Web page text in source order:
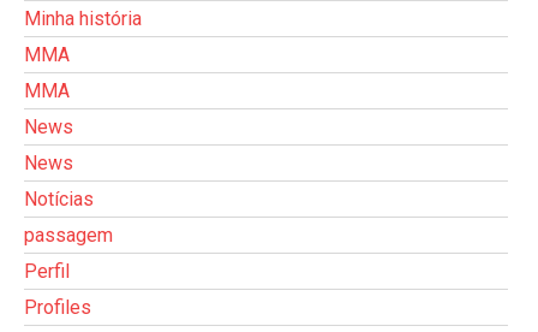
Minha história
MMA
MMA
News
News
Notícias
passagem
Perfil
Profiles